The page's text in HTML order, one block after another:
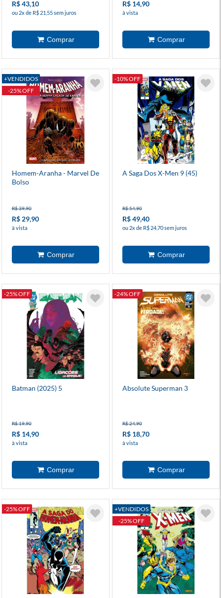
R$ 43,10
ou 2x de R$ 21,55 sem juros
R$ 14,90
à vista
+VENDIDOS
-25% OFF
Homem-Aranha - Marvel De
Bolso
R$ 39,90
R$ 29,90
à vista
-10% OFF
A Saga Dos X-Men 9 (45)
R$ 54,90
R$ 49,40
ou 2x de R$ 24,70 sem juros
-25% OFF
Batman (2025) 5
R$ 19,90
R$ 14,90
à vista
-24% OFF
Absolute Superman 3
R$ 24,90
R$ 18,70
à vista
-25% OFF
+VENDIDOS
-25% OFF